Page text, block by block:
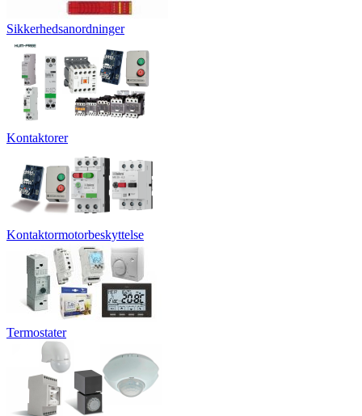
Sikkerhedsanordninger
Kontaktorer
Kontaktormotorbeskyttelse
Termostater